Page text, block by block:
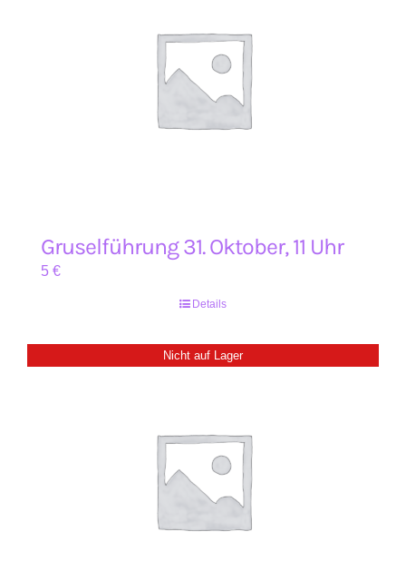
Gruselführung 31. Oktober, 11 Uhr
5 €
Details
Nicht auf Lager